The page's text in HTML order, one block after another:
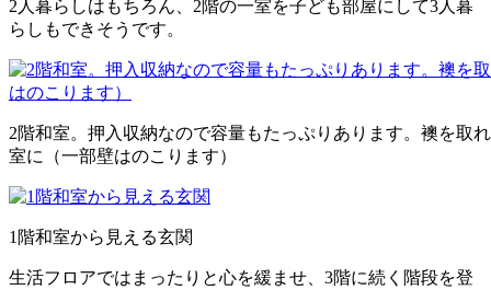
2人暮らしはもちろん、2階の一室を子ども部屋にして3人暮
らしもできそうです。
2階和室。押入収納なので容量もたっぷりあります。襖を取
室に（一部壁はのこります）
1階和室から見える玄関
生活フロアではまったりと心を緩ませ、3階に続く階段を登